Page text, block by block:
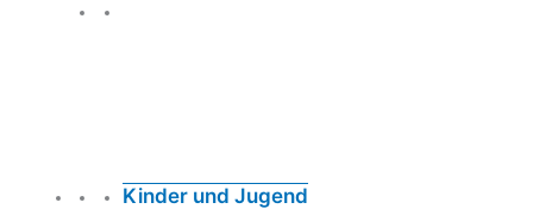
Kinder und Jugend